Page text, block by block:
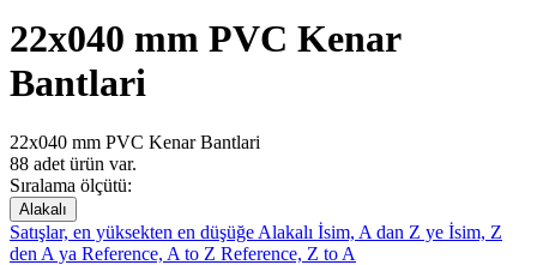
22x040 mm PVC Kenar
Bantlari
22x040 mm PVC Kenar Bantlari
88 adet ürün var.
Sıralama ölçütü:
Alakalı
Satışlar, en yüksekten en düşüğe Alakalı İsim, A dan Z ye İsim, Z
den A ya Reference, A to Z Reference, Z to A